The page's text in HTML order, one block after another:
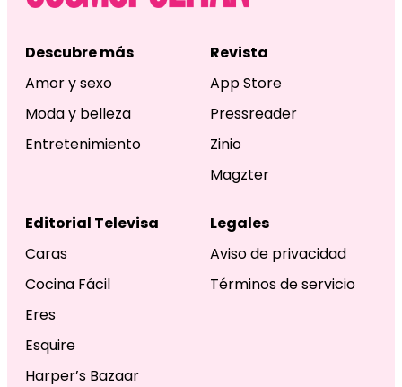
Descubre más
Amor y sexo
Moda y belleza
Entretenimiento
Revista
App Store
Pressreader
Zinio
Magzter
Editorial Televisa
Caras
Cocina Fácil
Eres
Esquire
Harper’s Bazaar
Legales
Aviso de privacidad
Términos de servicio